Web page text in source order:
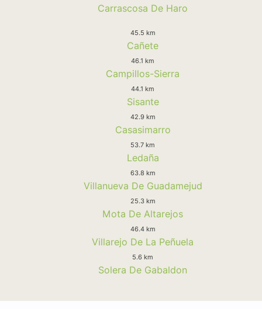
Carrascosa De Haro
45.5 km
Cañete
46.1 km
Campillos-Sierra
44.1 km
Sisante
42.9 km
Casasimarro
53.7 km
Ledaña
63.8 km
Villanueva De Guadamejud
25.3 km
Mota De Altarejos
46.4 km
Villarejo De La Peñuela
5.6 km
Solera De Gabaldon